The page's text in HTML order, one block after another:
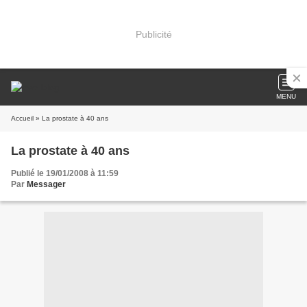
Publicité
MENU
Accueil » La prostate à 40 ans
La prostate à 40 ans
Publié le 19/01/2008 à 11:59
Par Messager